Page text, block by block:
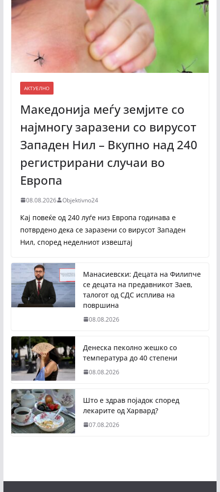
АКТУЕЛНО
Македонија меѓу земјите со
најмногу заразени со вирусот
Западен Нил – Вкупно над 240
регистрирани случаи во
Европа
08.08.2026 Objektivno24
Кај повеќе од 240 луѓе низ Европа годинава е
потврдено дека се заразени со вирусот Западен
Нил, според неделниот извештај
Манасиевски: Децата на Филипче
се децата на предавникот Заев,
талогот од СДС исплива на
површина
08.08.2026
Денеска пеколно жешко со
температура до 40 степени
08.08.2026
Што е здрав појадок според
лекарите од Харвард?
07.08.2026